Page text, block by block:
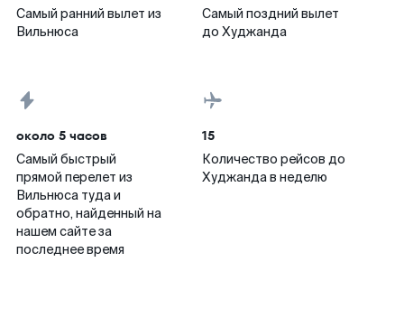
Самый ранний вылет из
Вильнюса
Самый поздний вылет
до Худжанда
около 5 часов
Самый быстрый
прямой перелет из
Вильнюса туда и
обратно, найденный на
нашем сайте за
последнее время
15
Количество рейсов до
Худжанда в неделю